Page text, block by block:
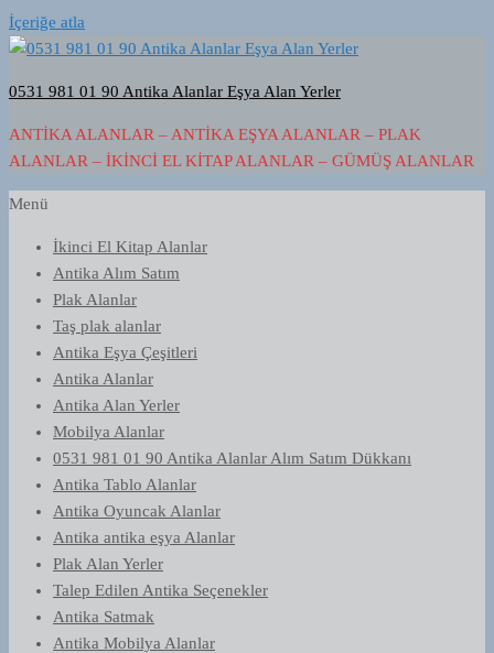
İçeriğe atla
0531 981 01 90 Antika Alanlar Eşya Alan Yerler
ANTIKA ALANLAR – ANTIKA EŞYA ALANLAR – PLAK
ALANLAR – İKINCI EL KITAP ALANLAR – GÜMÜŞ ALANLAR
Menü
İkinci El Kitap Alanlar
Antika Alım Satım
Plak Alanlar
Taş plak alanlar
Antika Eşya Çeşitleri
Antika Alanlar
Antika Alan Yerler
Mobilya Alanlar
0531 981 01 90 Antika Alanlar Alım Satım Dükkanı
Antika Tablo Alanlar
Antika Oyuncak Alanlar
Antika antika eşya Alanlar
Plak Alan Yerler
Talep Edilen Antika Seçenekler
Antika Satmak
Antika Mobilya Alanlar